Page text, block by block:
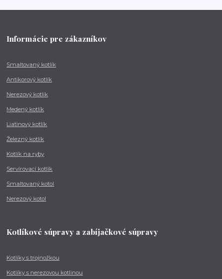
Informácie pre zákazníkov
Smaltovaný kotlík
Antikorový kotlík
Nerezový kotlík
Medený kotlík
Liatinový kotlík
Železný kotlík
Kotlík na ryby
Servírovací kotlík
Smaltovaný kotol
Nerezový kotol
Kotlíkové súpravy a zabíjačkové súpravy
Kotlíky s trojnožkou
Kotlíky s nerezovou kotlinou